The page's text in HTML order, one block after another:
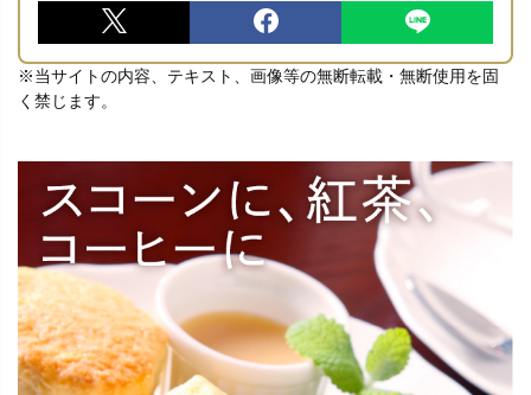
※当サイトの内容、テキスト、画像等の無断転載・無断使用を固
く禁じます。